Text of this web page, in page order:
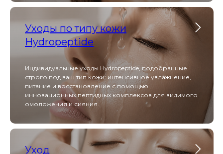
Уходы по типу кожи
Hydropeptide
Индивидуальные уходы Hydropeptide, подобранные
строго под ваш тип кожи: интенсивное увлажнение,
питание и восстановление с помощью
инновационных пептидных комплексов для видимого
омоложения и сияния.
Уход
Beautylizer
Heleo Pro LED — это профессиональная
светодиодная матрица с 4 спектрами излучения,
которая решает проблемы акне, старения и
пигментации, стимулируя регенерацию кожи на
Heleo Pro Led